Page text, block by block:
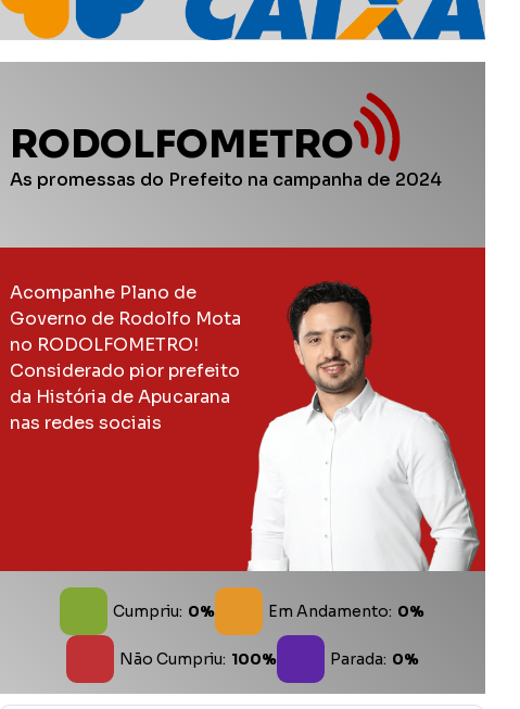
RODOLFOMETRO
As promessas do Prefeito na campanha de 2024
Acompanhe Plano de
Governo de Rodolfo Mota
no RODOLFOMETRO!
Considerado pior prefeito
da História de Apucarana
nas redes sociais
Cumpriu: 0% Em Andamento: 0%
Não Cumpriu: 100% Parada: 0%